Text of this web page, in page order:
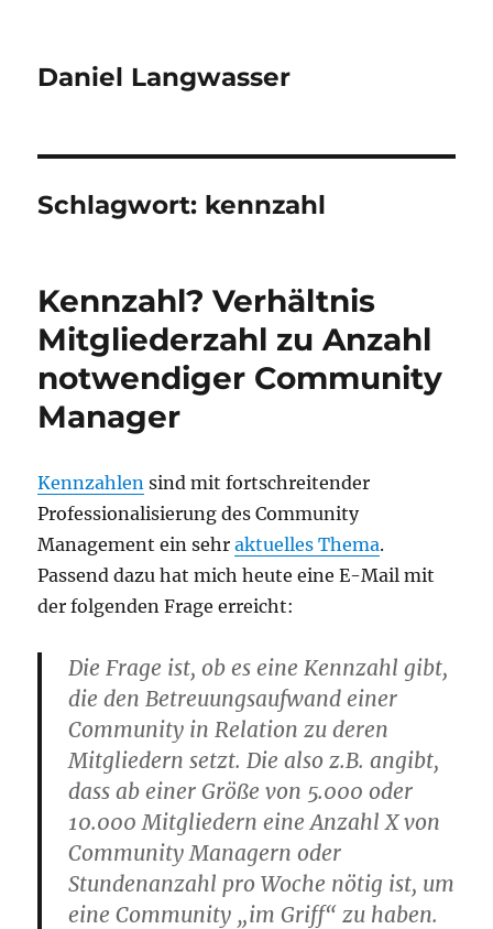
Daniel Langwasser
Schlagwort: kennzahl
Kennzahl? Verhältnis
Mitgliederzahl zu Anzahl
notwendiger Community
Manager
Kennzahlen sind mit fortschreitender
Professionalisierung des Community
Management ein sehraktuelles Thema.
Passend dazu hat mich heute eine E-Mail mit
der folgenden Frage erreicht:
Die Frage ist, ob es eine Kennzahl gibt,
die den Betreuungsaufwand einer
Community in Relation zu deren
Mitgliedern setzt. Die also z.B. angibt,
dass ab einer Größe von 5.000 oder
10.000 Mitgliedern eine Anzahl X von
Community Managern oder
Stundenanzahl pro Woche nötig ist, um
eine Community „im Griff“ zu haben.